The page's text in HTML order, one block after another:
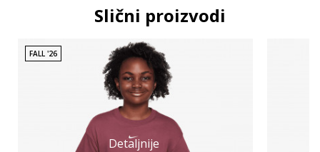
Slični proizvodi
Detaljnije
FALL '26